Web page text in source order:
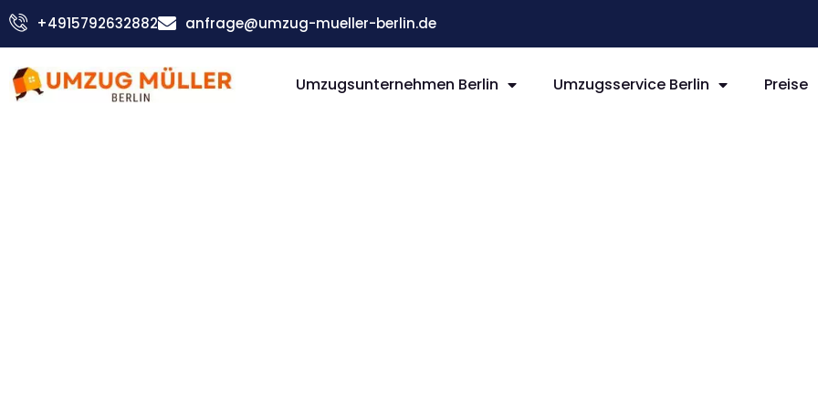
Zum
Inhalt
+4915792632882 anfrage@umzug-mueller-berlin.de
Umzugsunternehmen Berlin Umzugsservice Berlin Preise